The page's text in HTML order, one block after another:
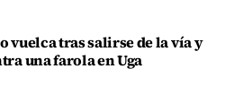
vuelca tras salirse de la vía y
una farola en Uga